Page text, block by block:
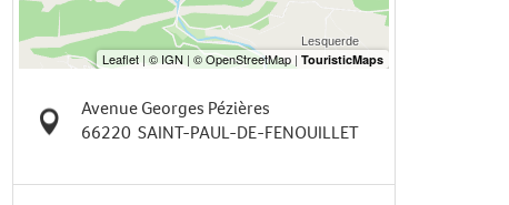
Avenue Georges Pézières
66220 SAINT-PAUL-DE-FENOUILLET